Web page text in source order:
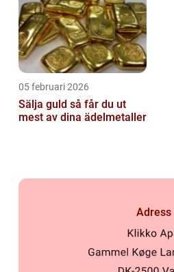
05 februari 2026
Sälja guld så får du ut
mest av dina ädelmetaller
Adress